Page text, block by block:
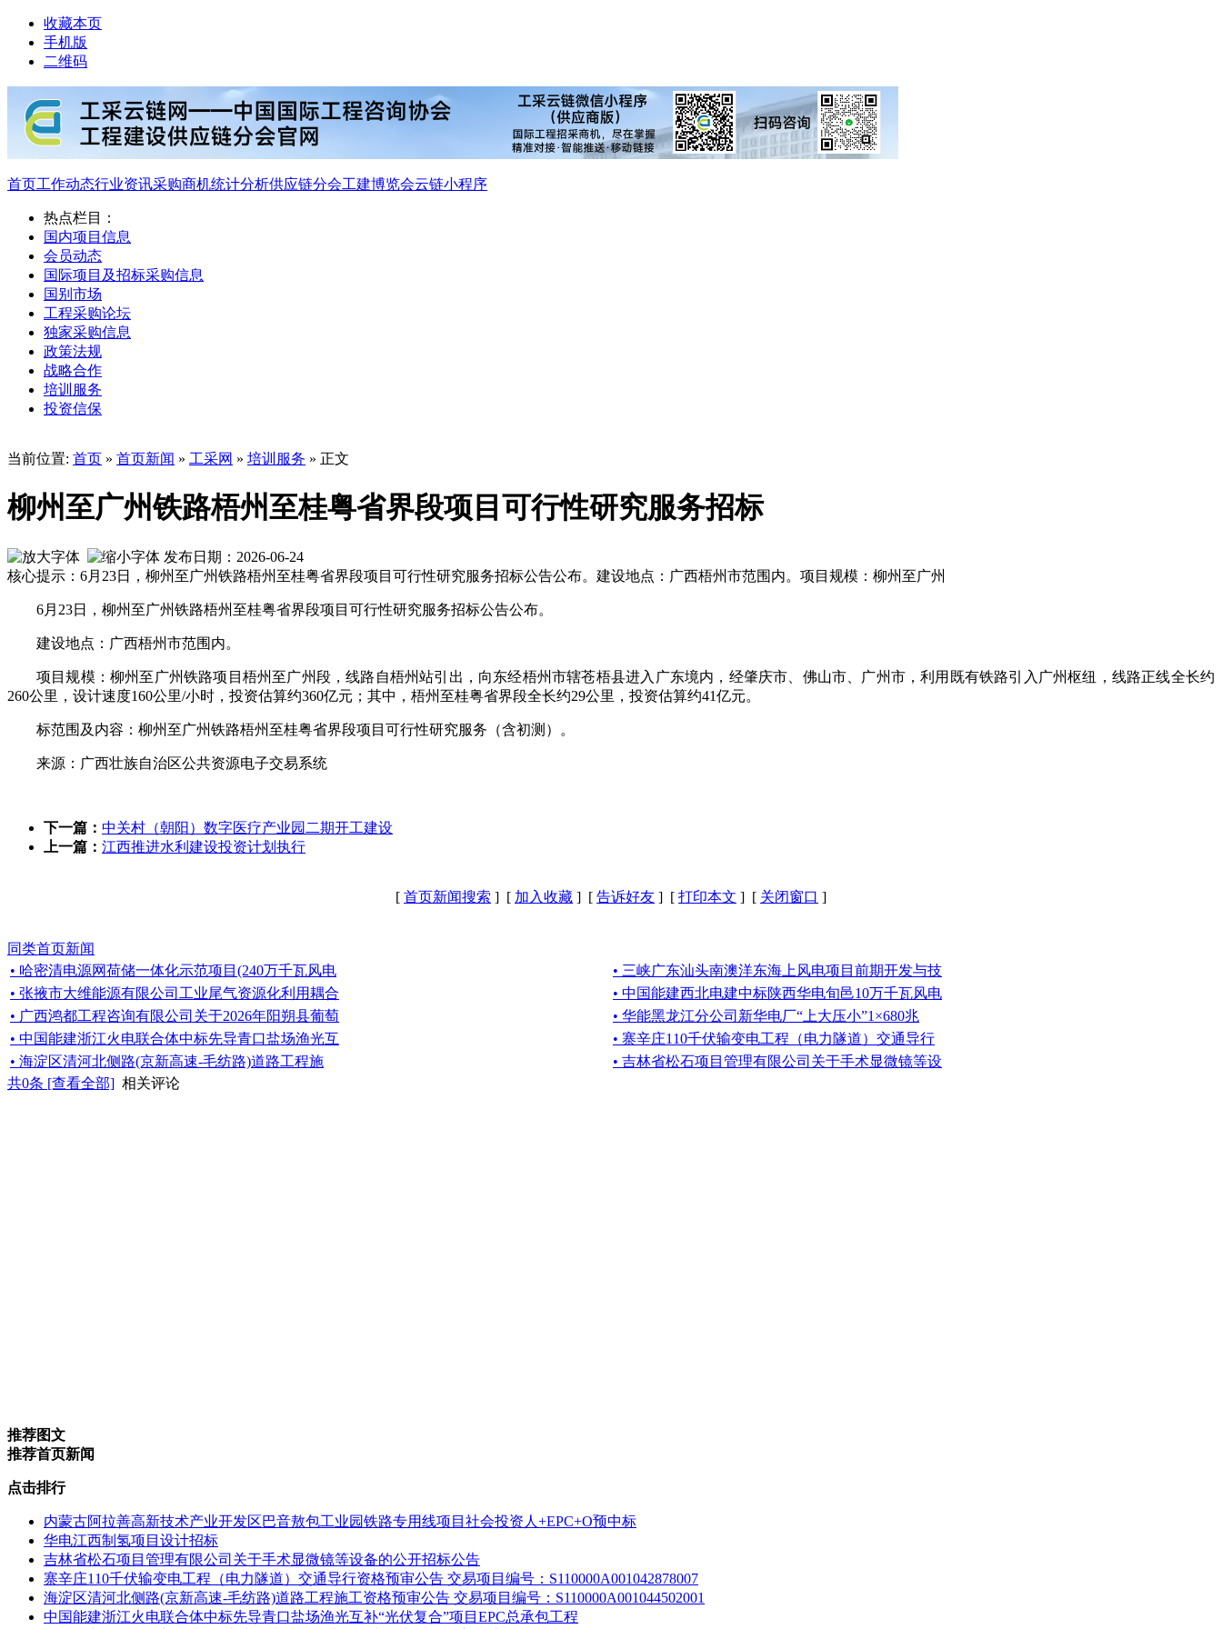
收藏本页
手机版
二维码
首页工作动态行业资讯采购商机统计分析供应链分会工建博览会云链小程序
热点栏目：
国内项目信息
会员动态
国际项目及招标采购信息
国别市场
工程采购论坛
独家采购信息
政策法规
战略合作
培训服务
投资信保
当前位置: 首页 » 首页新闻 » 工采网 » 培训服务 » 正文
柳州至广州铁路梧州至桂粤省界段项目可行性研究服务招标
发布日期：2026-06-24
核心提示：6月23日，柳州至广州铁路梧州至桂粤省界段项目可行性研究服务招标公告公布。建设地点：广西梧州市范围内。项目规模：柳州至广州
6月23日，柳州至广州铁路梧州至桂粤省界段项目可行性研究服务招标公告公布。
建设地点：广西梧州市范围内。
项目规模：柳州至广州铁路项目梧州至广州段，线路自梧州站引出，向东经梧州市辖苍梧县进入广东境内，经肇庆市、佛山市、广州市，利用既有铁路引入广州枢纽，线路正线全长约
260公里，设计速度160公里/小时，投资估算约360亿元；其中，梧州至桂粤省界段全长约29公里，投资估算约41亿元。
标范围及内容：柳州至广州铁路梧州至桂粤省界段项目可行性研究服务（含初测）。
来源：广西壮族自治区公共资源电子交易系统
下一篇： 中关村（朝阳）数字医疗产业园二期开工建设
上一篇： 江西推进水利建设投资计划执行
[ 首页新闻搜索 ] [ 加入收藏 ] [ 告诉好友 ] [ 打印本文 ] [ 关闭窗口 ]
同类首页新闻
• 哈密清电源网荷储一体化示范项目(240万千瓦风电
• 三峡广东汕头南澳洋东海上风电项目前期开发与技
• 张掖市大维能源有限公司工业尾气资源化利用耦合
• 中国能建西北电建中标陕西华电旬邑10万千瓦风电
• 广西鸿都工程咨询有限公司关于2026年阳朔县葡萄
• 华能黑龙江分公司新华电厂“上大压小”1×680兆
• 中国能建浙江火电联合体中标先导青口盐场渔光互
• 寨辛庄110千伏输变电工程（电力隧道）交通导行
• 海淀区清河北侧路(京新高速-毛纺路)道路工程施
• 吉林省松石项目管理有限公司关于手术显微镜等设
共0条 [查看全部] 相关评论
推荐图文
推荐首页新闻
点击排行
内蒙古阿拉善高新技术产业开发区巴音敖包工业园铁路专用线项目社会投资人+EPC+O预中标
华电江西制氢项目设计招标
吉林省松石项目管理有限公司关于手术显微镜等设备的公开招标公告
寨辛庄110千伏输变电工程（电力隧道）交通导行资格预审公告 交易项目编号：S110000A001042878007
海淀区清河北侧路(京新高速-毛纺路)道路工程施工资格预审公告 交易项目编号：S110000A001044502001
中国能建浙江火电联合体中标先导青口盐场渔光互补“光伏复合”项目EPC总承包工程